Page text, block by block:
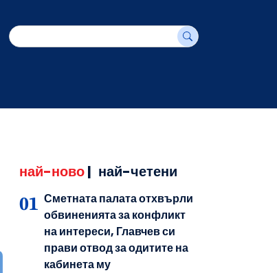
най-ново| най-четени
Сметната палата отхвърли
обвиненията за конфликт
на интереси, Главчев си
прави отвод за одитите на
кабинета му